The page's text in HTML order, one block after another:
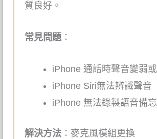
質良好。
常見問題 ：
iPhone 通話時聲音變弱
iPhone Siri無法辨識聲音
iPhone 無法錄製語音備
解決方法 ：麥克風模組更換